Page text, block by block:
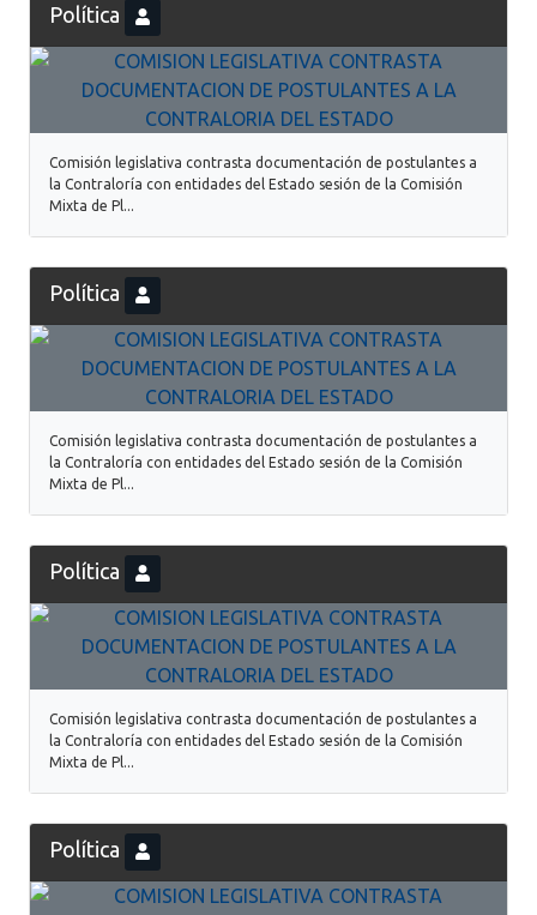
Política
Comisión legislativa contrasta documentación de postulantes a
la Contraloría con entidades del Estado sesión de la Comisión
Mixta de Pl...
Política
Comisión legislativa contrasta documentación de postulantes a
la Contraloría con entidades del Estado sesión de la Comisión
Mixta de Pl...
Política
Comisión legislativa contrasta documentación de postulantes a
la Contraloría con entidades del Estado sesión de la Comisión
Mixta de Pl...
Política